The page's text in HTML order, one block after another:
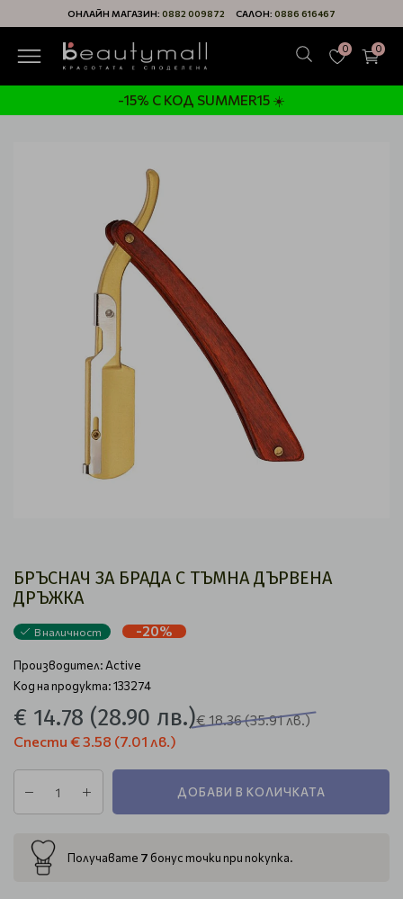
ОНЛАЙН МАГАЗИН: 0882 009872 САЛОН: 0886 616467
0 0
-15% С КОД SUMMER15 ☀️
БРЪСНАЧ ЗА БРАДА С ТЪМНА ДЪРВЕНА
ДРЪЖКА
В наличност -20%
Производител: Active
Код на продукта: 133274
€ 14.78 (28.90 лв.)€ 18.36(35.91 лв.)
Спести € 3.58 (7.01 лв.)
ДОБАВИ В КОЛИЧКАТА
Получавате 7 бонус точки при покупка.